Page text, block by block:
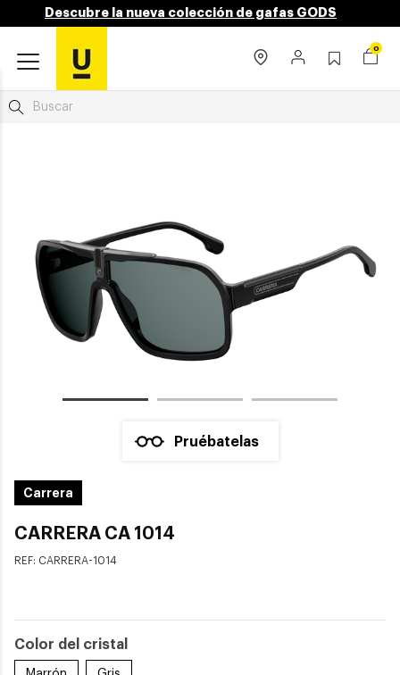
Descubre la nueva colección de gafas GODS
0
Pruébatelas
Carrera
CARRERA CA 1014
REF: CARRERA-1014
Color del cristal